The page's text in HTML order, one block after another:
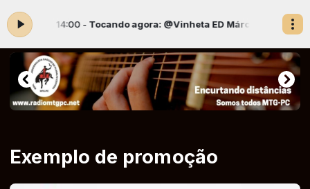
12:00 às 14:00 - Tocando agora: @Vinheta ED Márcia Freitas (1)
Exemplo de promoção